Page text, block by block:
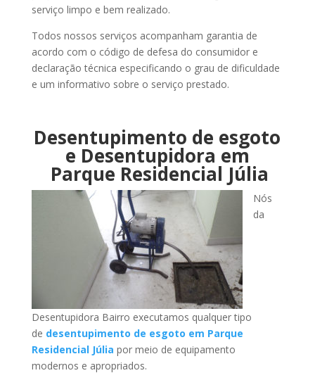
serviço limpo e bem realizado.
Todos nossos serviços acompanham garantia de
acordo com o código de defesa do consumidor e
declaração técnica especificando o grau de dificuldade
e um informativo sobre o serviço prestado.
Desentupimento de esgoto
e Desentupidora em
Parque Residencial Júlia
Nós
da
Desentupidora Bairro executamos qualquer tipo
de desentupimento de esgoto em Parque
Residencial Júlia por meio de equipamento
modernos e apropriados.